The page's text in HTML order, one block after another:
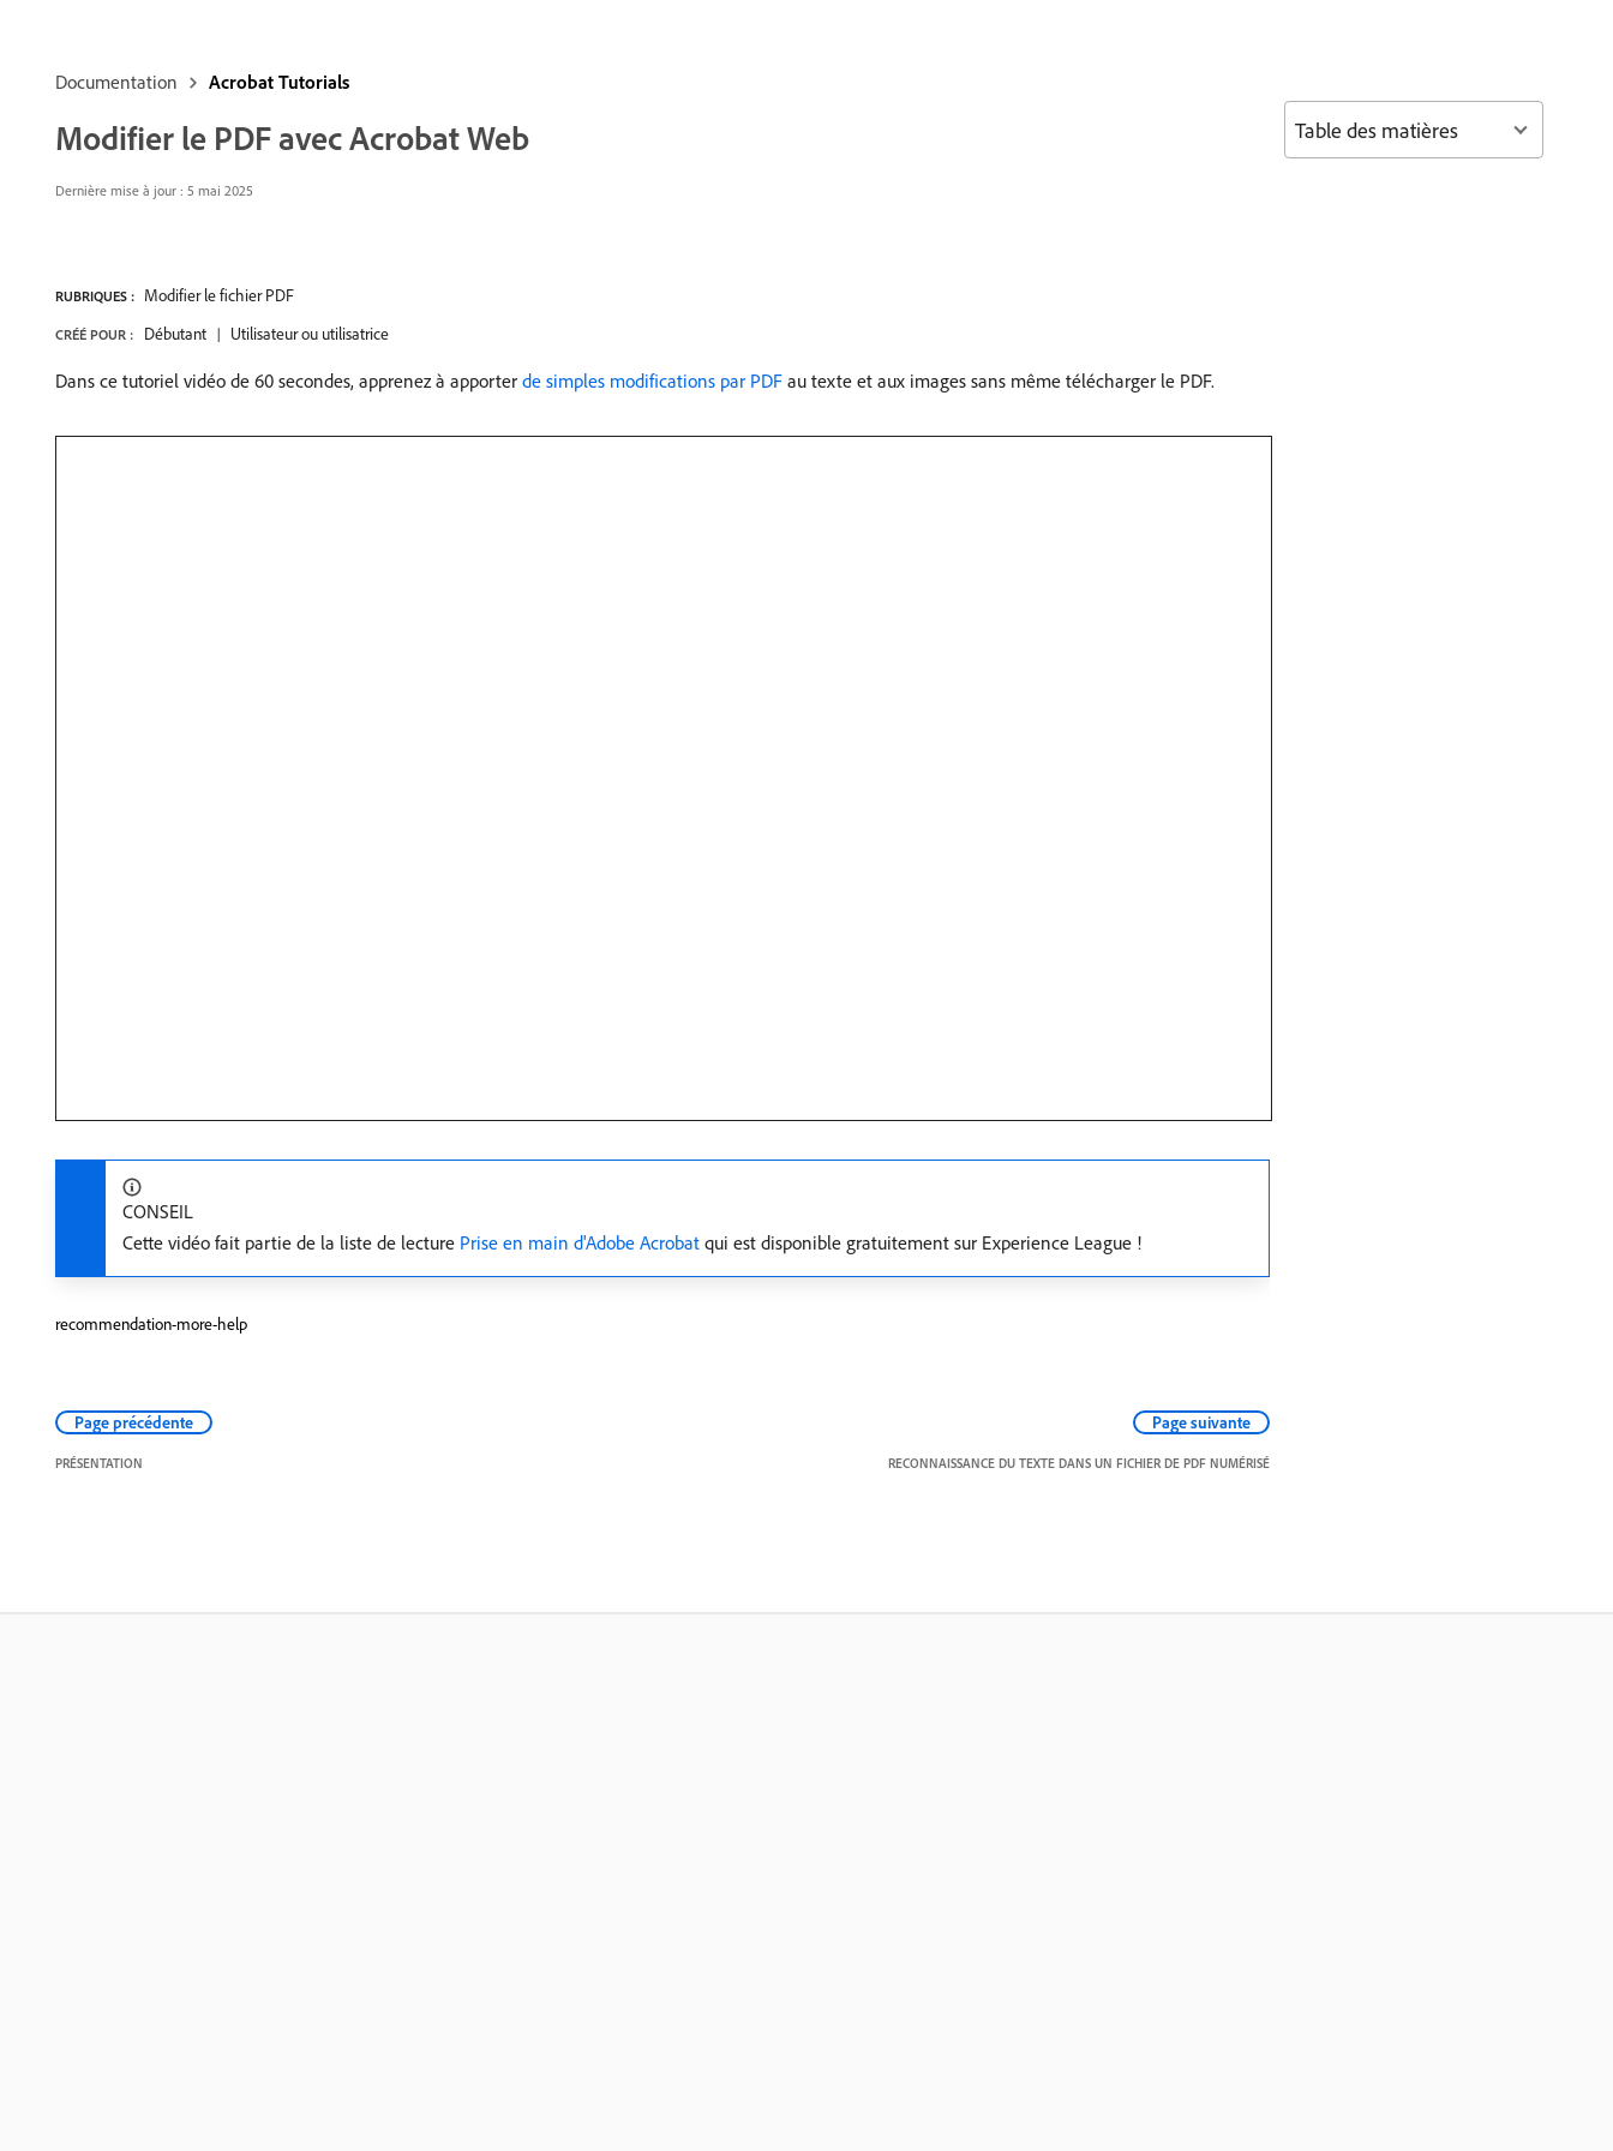
Documentation Acrobat Tutorials
Modifier le PDF avec Acrobat Web
Dernière mise à jour : 5 mai 2025
RUBRIQUES : Modifier le fichier PDF
CRÉÉ POUR : Débutant Utilisateur ou utilisatrice
Dans ce tutoriel vidéo de 60 secondes, apprenez à apporter de simples modifications par PDF au texte et aux images sans même télécharger le PDF.
CONSEIL
Cette vidéo fait partie de la liste de lecture Prise en main d'Adobe Acrobat qui est disponible gratuitement sur Experience League !
recommendation-more-help
Page précédente
PRÉSENTATION
Page suivante
RECONNAISSANCE DU TEXTE DANS UN FICHIER DE PDF NUMÉRISÉ
Table des matières